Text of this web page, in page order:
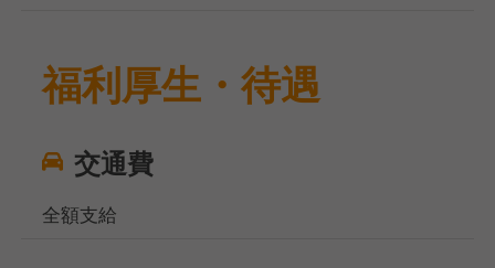
福利厚生・待遇
交通費
全額支給